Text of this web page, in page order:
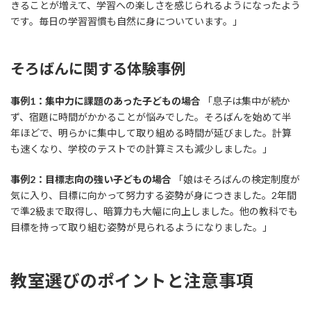
きることが増えて、学習への楽しさを感じられるようになったよう
です。毎日の学習習慣も自然に身についています。」
そろばんに関する体験事例
事例1：集中力に課題のあった子どもの場合 「息子は集中が続か
ず、宿題に時間がかかることが悩みでした。そろばんを始めて半
年ほどで、明らかに集中して取り組める時間が延びました。計算
も速くなり、学校のテストでの計算ミスも減少しました。」
事例2：目標志向の強い子どもの場合 「娘はそろばんの検定制度が
気に入り、目標に向かって努力する姿勢が身につきました。2年間
で準2級まで取得し、暗算力も大幅に向上しました。他の教科でも
目標を持って取り組む姿勢が見られるようになりました。」
教室選びのポイントと注意事項